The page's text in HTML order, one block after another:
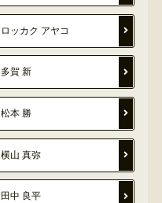
ロッカク アヤコ
多賀 新
松本 勝
横山 真弥
田中 良平